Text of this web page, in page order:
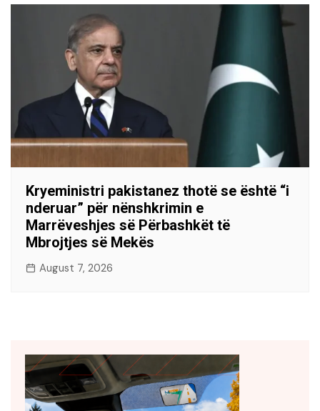
Kryeministri pakistanez thotë se është “i
nderuar” për nënshkrimin e
Marrëveshjes së Përbashkët të
Mbrojtjes së Mekës
August 7, 2026